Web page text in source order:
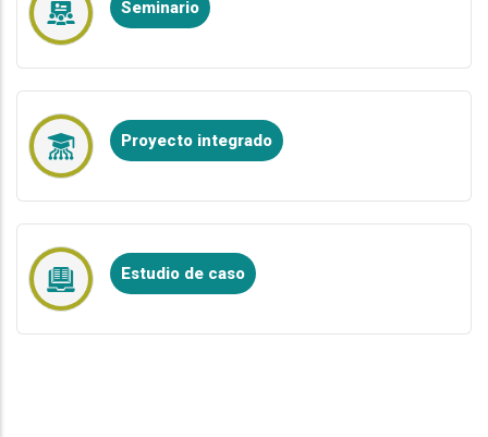
Seminario
Proyecto integrado
Estudio de caso